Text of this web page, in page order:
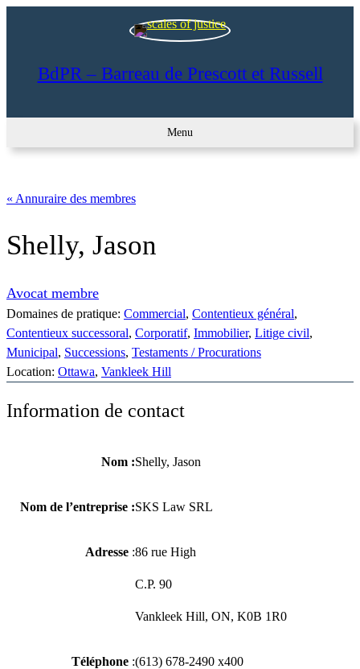
BdPR – Barreau de Prescott et Russell
Menu
« Annuraire des membres
Shelly, Jason
Avocat membre
Domaines de pratique: Commercial, Contentieux général
Contentieux successoral, Corporatif, Immobilier, Litige civil
Municipal, Successions, Testaments / Procurations
Location: Ottawa, Vankleek Hill
Information de contact
Nom :Shelly, Jason
Nom de l’entreprise :SKS Law SRL
Adresse :86 rue High
C.P. 90
Vankleek Hill, ON, K0B 1R0
Téléphone :(613) 678-2490 x400